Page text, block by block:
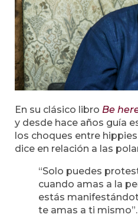
En su clásico libro Be
y desde hace años guía
los choques entre
dice en relación a las
“Solo puedes
cuando amas a la
estás
te amas a ti mismo”.